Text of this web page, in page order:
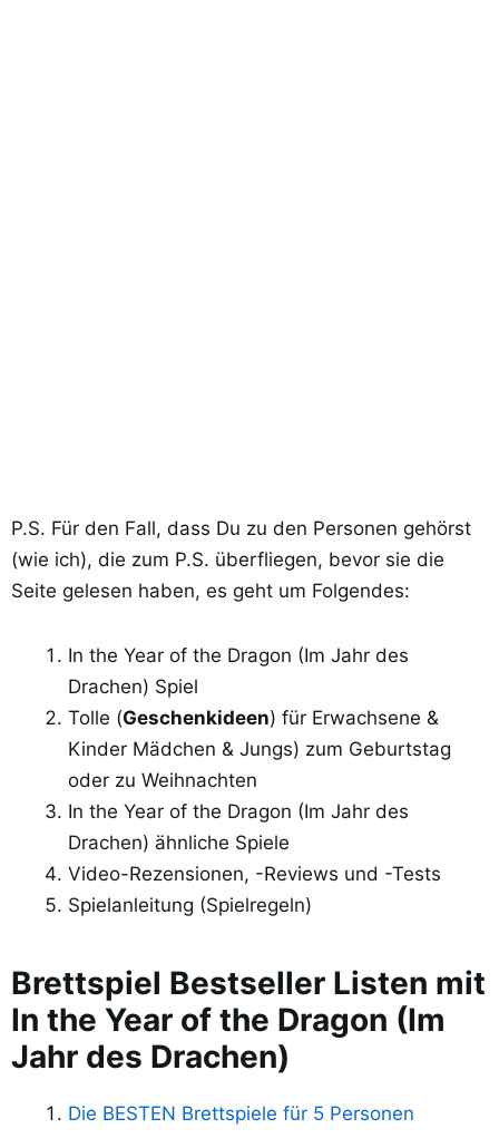
P.S. Für den Fall, dass Du zu den Personen gehörst
(wie ich), die zum P.S. überfliegen, bevor sie die
Seite gelesen haben, es geht um Folgendes:
In the Year of the Dragon (Im Jahr des
Drachen) Spiel
Tolle (Geschenkideen) für Erwachsene &
Kinder Mädchen & Jungs) zum Geburtstag
oder zu Weihnachten
In the Year of the Dragon (Im Jahr des
Drachen) ähnliche Spiele
Video-Rezensionen, -Reviews und -Tests
Spielanleitung (Spielregeln)
Brettspiel Bestseller Listen mit
In the Year of the Dragon (Im
Jahr des Drachen)
Die BESTEN Brettspiele für 5 Personen